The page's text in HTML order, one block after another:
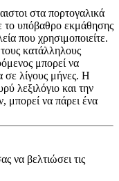
στα πορτογαλικά
το υπόβαθρο εκμάθησης
που χρησιμοποιείτε.
κατάλληλους
μπορεί να
σε λίγους μήνες. Η
λεξιλόγιο και την
μπορεί να πάρει ένα
να βελτιώσει τις